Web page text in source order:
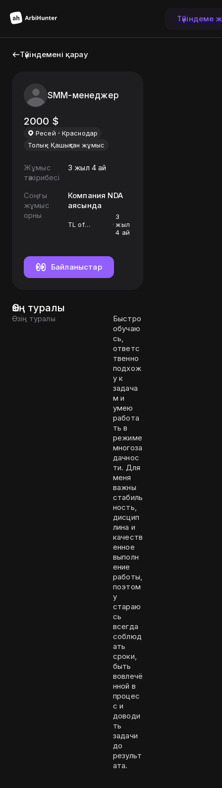
Түйіндеме
Түйіндемені қарау
SMM-менеджер
2000 $
Ресей
Краснодар
Толық
Қашықтан жұмыс
Жұмыс
тәжірибесі
3 жыл 4 ай
Соңғы
жұмыс
орны
Компания NDA
аясында
TL of
3
жыл
4 ай
Байланыстар
Өзің туралы
Өзің туралы
Быстро
обучаю
сь,
ответс
твенно
подхож
у к
задача
м и
умею
работа
ть в
режиме
многоза
дачнос
ти. Для
меня
важны
стабиль
ность,
дисцип
лина и
качеств
енное
выполн
ение
работы,
поэтом
у
стараю
сь
всегда
соблюд
ать
сроки,
быть
вовлечё
нной в
процес
с и
доводи
ть
задачи
до
результ
ата.